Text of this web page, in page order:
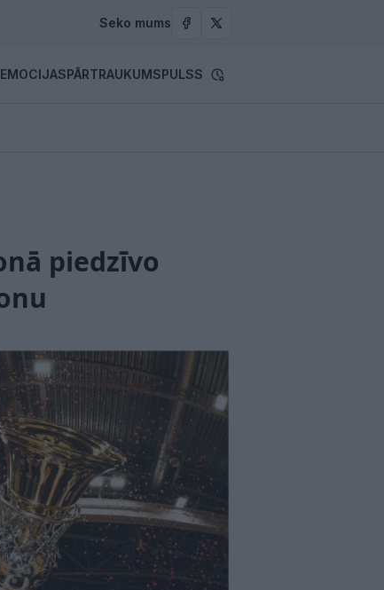
Seko mums
EMOCIJASPĀRTRAUKUMSPULSS
piedzīvo